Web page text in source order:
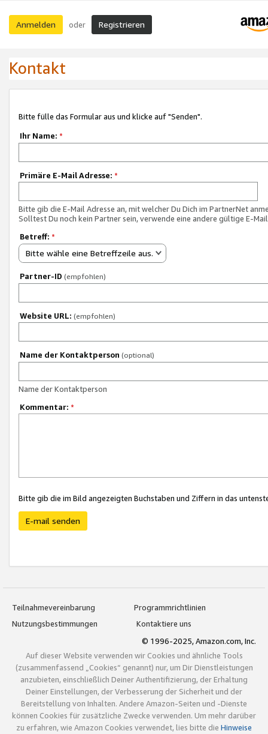
Anmelden oder Registrieren
Kontakt
Bitte fülle das Formular aus und klicke auf "Senden".
Ihr Name: *
Primäre E-Mail Adresse: *
Bitte gib die E-Mail Adresse an, mit welcher Du Dich im PartnerNet
Solltest Du noch kein Partner sein, verwende eine andere gültige E-
Betreff: *
Bitte wähle eine Betreffzeile aus.
Partner-ID (empfohlen)
Website URL: (empfohlen)
Name der Kontaktperson (optional)
Name der Kontaktperson
Kommentar: *
Bitte gib die im Bild angezeigten Buchstaben und Ziffern in das
E-mail senden
Teilnahmevereinbarung
Programmrichtlinien
Nutzungsbestimmungen
Kontaktiere uns
© 1996-2025, Amazon.com, Inc.
Auf dieser Website verwenden wir Cookies und ähnliche Tools
(zusammenfassend „Cookies“ genannt) nur, um Dir Dienstleistungen
anzubieten, einschließlich Deiner Authentifizierung, der Erhaltung
Deiner Einstellungen, der Verbesserung der Sicherheit und der
Bereitstellung von Inhalten. Andere Amazon-Seiten und -Dienste
können Cookies für zusätzliche Zwecke verwenden. Um mehr darüber
zu erfahren, wie Amazon Cookies verwendet, lies bitte die Hinweise